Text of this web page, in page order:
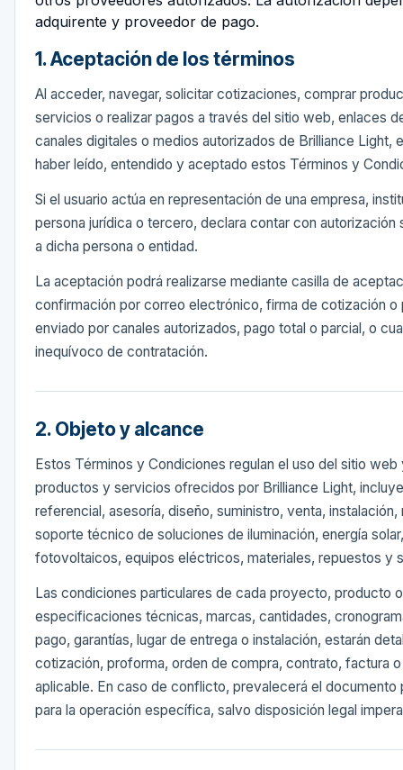
adquirente y proveedor de pago.
1. Aceptación de los términos
Al acceder, navegar, solicitar cotizaciones, comprar
servicios o realizar pagos a través del sitio web, enlaces
canales digitales o medios autorizados de Brilliance Light,
haber leído, entendido y aceptado estos Términos y
Si el usuario actúa en representación de una empresa,
persona jurídica o tercero, declara contar con autorización
a dicha persona o entidad.
La aceptación podrá realizarse mediante casilla de
confirmación por correo electrónico, firma de cotización o
enviado por canales autorizados, pago total o parcial, o
inequívoco de contratación.
2. Objeto y alcance
Estos Términos y Condiciones regulan el uso del sitio
productos y servicios ofrecidos por Brilliance Light,
referencial, asesoría, diseño, suministro, venta,
soporte técnico de soluciones de iluminación, energía
fotovoltaicos, equipos eléctricos, materiales, repuestos y
Las condiciones particulares de cada proyecto, producto
especificaciones técnicas, marcas, cantidades,
pago, garantías, lugar de entrega o instalación, estarán
cotización, proforma, orden de compra, contrato, factura
aplicable. En caso de conflicto, prevalecerá el documento
para la operación específica, salvo disposición legal